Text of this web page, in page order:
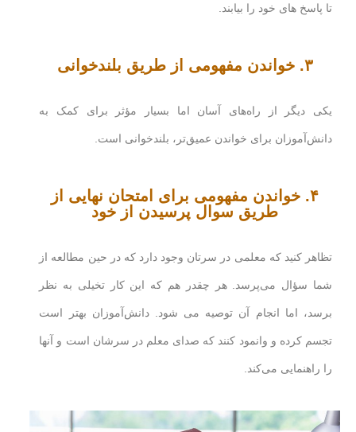
تا پاسخ های خود را بیابند.
۳. خواندن مفهومی از طریق بلندخوانی
یکی دیگر از راه‌های آسان اما بسیار مؤثر برای کمک به
دانش‌آموزان برای خواندن عمیق‌تر، بلندخوانی است.
۴. خواندن مفهومی برای امتحان نهایی از
طریق سوال پرسیدن از خود
تظاهر کنید که معلمی در سرتان وجود دارد که در حین مطالعه از
شما سؤال می‌پرسد. هر چقدر هم که این کار تخیلی به نظر
برسد، اما انجام آن توصیه می شود. دانش‌آموزان بهتر است
تجسم کرده و وانمود کنند که صدای معلم در سرشان است و آنها
را راهنمایی می‌کند.